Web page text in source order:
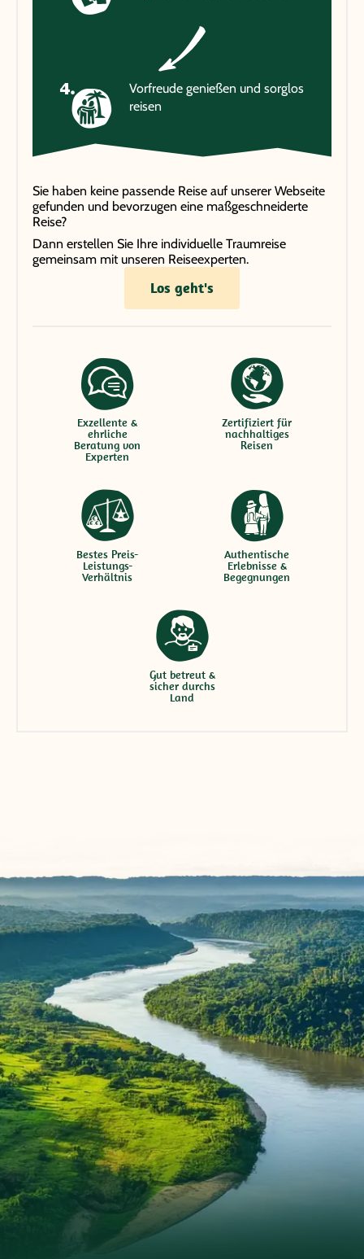
Vorfreude genießen und sorglos
reisen
Sie haben keine passende Reise auf unserer Webseite
gefunden und bevorzugen eine maßgeschneiderte
Reise?
Dann erstellen Sie Ihre individuelle Traumreise
gemeinsam mit unseren Reiseexperten.
Los geht's
Exzellente &
ehrliche
Beratung von
Experten
Zertifiziert für
nachhaltiges
Reisen
Bestes Preis-
Leistungs-
Verhältnis
Authentische
Erlebnisse &
Begegnungen
Gut betreut &
sicher durchs
Land